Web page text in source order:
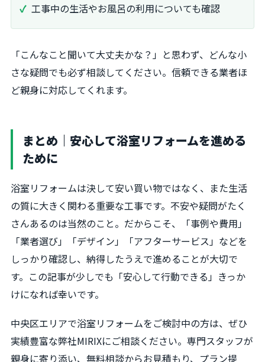
工事中の生活やお風呂の利用についても確認
「こんなこと聞いて大丈夫かな？」と思わず、どんな小
さな疑問でも必ず相談してください。信頼できる業者ほ
ど親身に対応してくれます。
まとめ｜安心して浴室リフォームを進める
ために
浴室リフォームは決して安い買い物ではなく、また生活
の質に大きく関わる重要な工事です。不安や疑問がたく
さんあるのは当然のこと。だからこそ、「事例や費用」
「業者選び」「デザイン」「アフターサービス」などを
しっかり確認し、納得したうえで進めることが大切で
す。この記事が少しでも「安心して行動できる」きっか
けになれば幸いです。
中央区エリアで浴室リフォームをご検討中の方は、ぜひ
実績豊富な弊社MIRIXにご相談ください。専門スタッフが
親身に寄り添い、無料相談からお見積もり、プラン提